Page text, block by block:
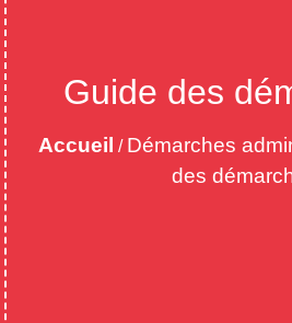
Guide des
Accueil / Démarches
des